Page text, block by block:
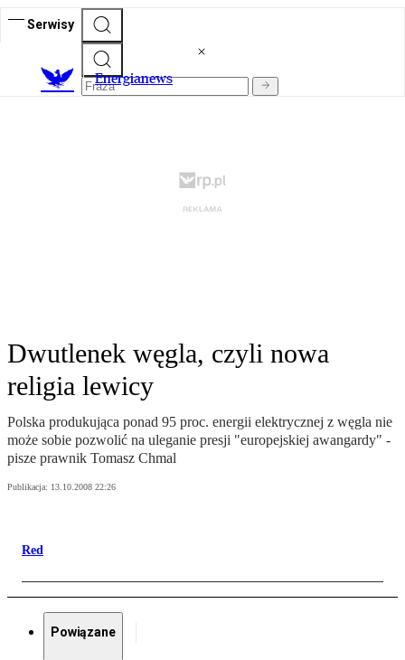
Serwisy
Energianews
Dwutlenek węgla, czyli nowa
religia lewicy
Polska produkująca ponad 95 proc. energii elektrycznej z węgla nie
może sobie pozwolić na uleganie presji "europejskiej awangardy" -
pisze prawnik Tomasz Chmal
Publikacja: 13.10.2008 22:26
Red
Powiązane